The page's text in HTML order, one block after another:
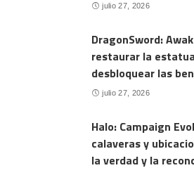
julio 27, 2026
DragonSword:
restaurar la
desbloquear las
julio 27, 2026
Halo: Campaign
calaveras y
la verdad y la